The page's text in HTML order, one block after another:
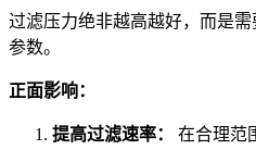
过滤压力绝非越高越好，而是
参数。
正面影响：
提高过滤速率：
在合理范